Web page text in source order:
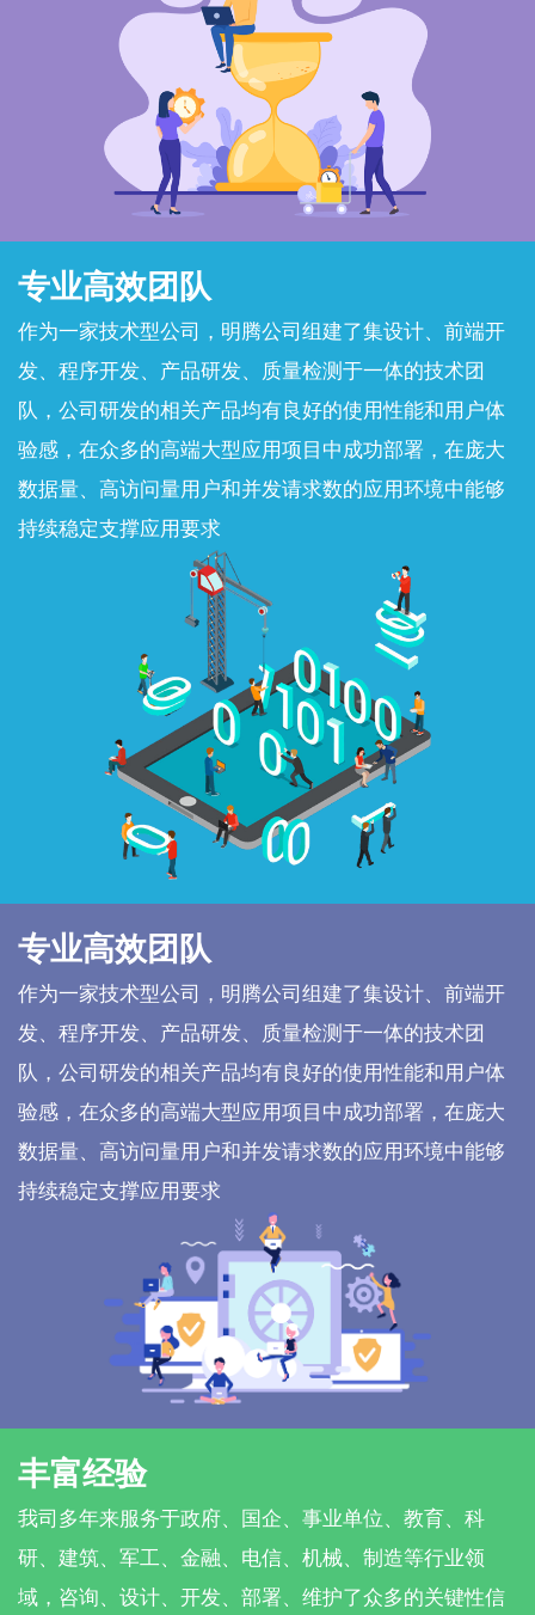
专业高效团队
作为一家技术型公司，明腾公司组建了集设计、前端开
发、程序开发、产品研发、质量检测于一体的技术团
队，公司研发的相关产品均有良好的使用性能和用户体
验感，在众多的高端大型应用项目中成功部署，在庞大
数据量、高访问量用户和并发请求数的应用环境中能够
持续稳定支撑应用要求
专业高效团队
作为一家技术型公司，明腾公司组建了集设计、前端开
发、程序开发、产品研发、质量检测于一体的技术团
队，公司研发的相关产品均有良好的使用性能和用户体
验感，在众多的高端大型应用项目中成功部署，在庞大
数据量、高访问量用户和并发请求数的应用环境中能够
持续稳定支撑应用要求
丰富经验
我司多年来服务于政府、国企、事业单位、教育、科
研、建筑、军工、金融、电信、机械、制造等行业领
域，咨询、设计、开发、部署、维护了众多的关键性信